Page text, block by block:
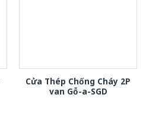
Cửa Thép Chống Cháy 2P
van Gỗ-a-SGD